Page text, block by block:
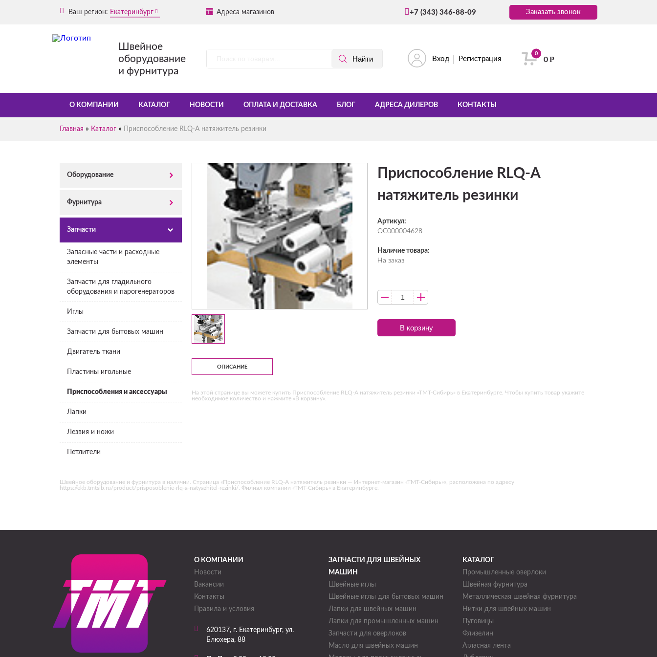
Ваш регион: Екатеринбург Адреса магазинов +7 (343) 346-88-09 Заказать звонок
Швейное
оборудование
и фурнитура
Вход Регистрация
0
0Р
О КОМПАНИИ КАТАЛОГ НОВОСТИ ОПЛАТА И ДОСТАВКА БЛОГ АДРЕСА ДИЛЕРОВ КОНТАКТЫ
Главная » Каталог » Приспособление RLQ-A натяжитель резинки
Оборудование
Фурнитура
Запчасти
Запасные части и расходные
элементы
Запчасти для гладильного
оборудования и парогенераторов
Иглы
Запчасти для бытовых машин
Двигатель ткани
Пластины игольные
Приспособления и аксессуары
Лапки
Лезвия и ножи
Петлители
Приспособление RLQ-A
натяжитель резинки
Артикул:
ОС000004628
Наличие товара:
На заказ
В корзину
ОПИСАНИЕ
На этой странице вы можете купить Приспособление RLQ-A натяжитель резинки «ТМТ-Сибирь» в Екатеринбурге. Чтобы купить товар укажите
необходимое количество и нажмите «В корзину».
Швейное оборудование и фурнитура в наличии. Страница «Приспособление RLQ-A натяжитель резинки — Интернет-магазин «ТМТ-Сибирь»», расположена по адресу
https://ekb.tmtsib.ru/product/prisposoblenie-rlq-a-natyazhitel-rezinki/. Филиал компании «ТМТ-Сибирь» в Екатеринбурге.
О КОМПАНИИ
Новости
Вакансии
Контакты
Правила и условия
620137, г. Екатеринбург, ул.
Блюхера, 88
ЗАПЧАСТИ ДЛЯ ШВЕЙНЫХ
МАШИН
Швейные иглы
Швейные иглы для бытовых машин
Лапки для швейных машин
Лапки для промышленных машин
Запчасти для оверлоков
Масло для швейных машин
КАТАЛОГ
Промышленные оверлоки
Швейная фурнитура
Металлическая швейная фурнитура
Нитки для швейных машин
Пуговицы
Флизелин
Атласная лента